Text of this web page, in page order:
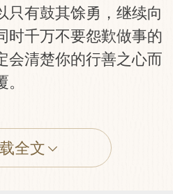
只有鼓其馀勇，继续向
时千万不要怨歎做事的
会清楚你的行善之心而
。
全文